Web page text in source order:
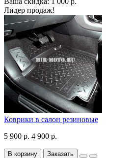
Лидер продаж!
Коврики в салон резиновые
5 900 р. 4 900 р.
В корзину Заказать